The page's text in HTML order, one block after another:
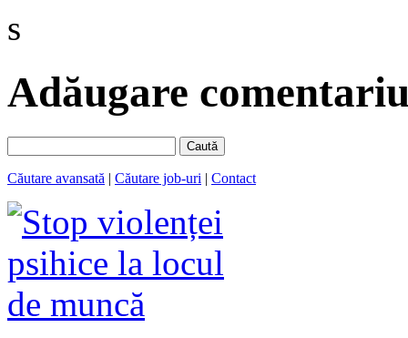
s
Adăugare
Caută
Căutare avansată | Căutare job-uri | Contact